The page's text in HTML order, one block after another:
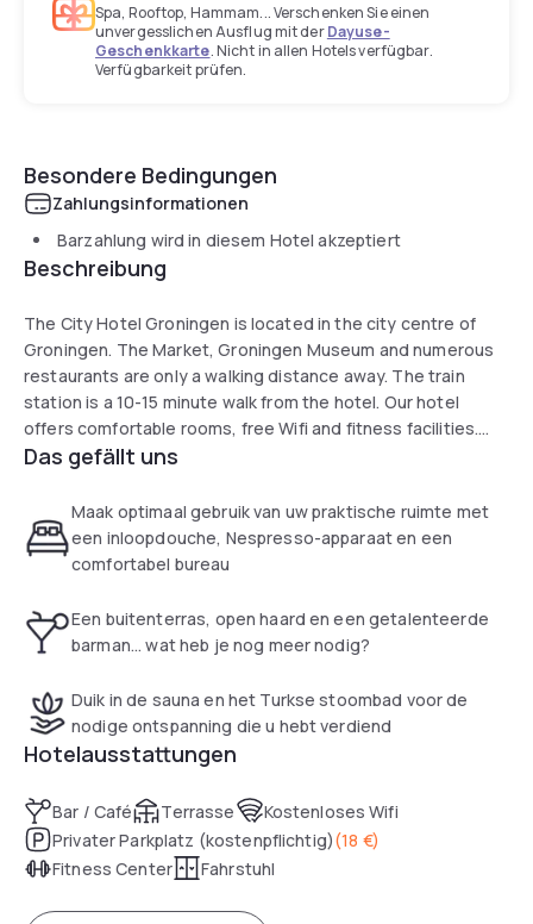
Spa, Rooftop, Hammam... Verschenken Sie einen
unvergesslichen Ausflug mit derDayuse-
Geschenkkarte. Nicht in allen Hotels verfügbar.
Verfügbarkeit prüfen.
Besondere Bedingungen
Zahlungsinformationen
Barzahlung wird in diesem Hotel akzeptiert
Beschreibung
The City Hotel Groningen is located in the city centre of
Groningen. The Market, Groningen Museum and numerous
restaurants are only a walking distance away. The train
station is a 10-15 minute walk from the hotel. Our hotel
offers comfortable rooms, free Wifi and fitness facilities.
There is also the possibility to rent bikes to explore the city
€18,- we recommend to book in advance due to limited
availability.
Das gefällt uns
Maak optimaal gebruik van uw praktische ruimte met
een inloopdouche, Nespresso-apparaat en een
comfortabel bureau
Een buitenterras, open haard en een getalenteerde
barman... wat heb je nog meer nodig?
Duik in de sauna en het Turkse stoombad voor de
nodige ontspanning die u hebt verdiend
Hotelausstattungen
Bar / Café Terrasse
Kostenloses Wifi
Privater Parkplatz (kostenpflichtig)(18 €)
Fitness Center
Fahrstuhl